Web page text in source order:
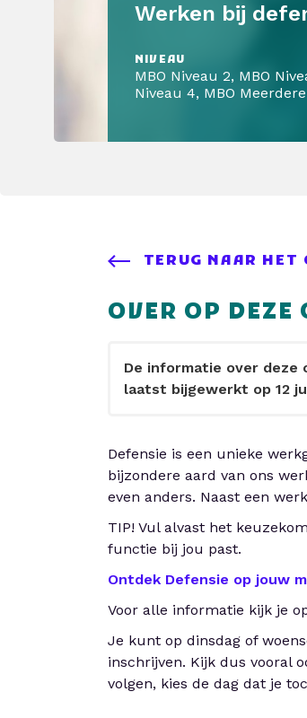
Werken bij
NIVEAU
MBO Niveau 2, MBO
Niveau 4, MBO
TERUG NAAR HET
OVER OP DEZE
De informatie over deze
laatst bijgewerkt op 12
Defensie is een unieke
bijzondere aard van ons
even anders. Naast een
TIP! Vul alvast het
functie bij jou past.
Ontdek Defensie op jouw
Voor alle informatie kijk je
Je kunt op dinsdag of
inschrijven. Kijk dus vooral
volgen, kies de dag dat je